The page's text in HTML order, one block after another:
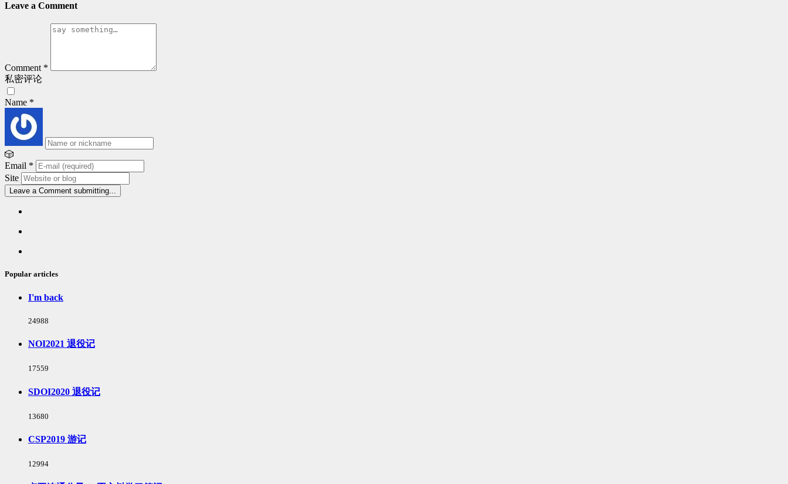
Leave a Comment
Comment *
私密评论
Name *
🎲
Email *
Site
Leave a Comment submitting...
Popular articles
I'm back
浏
次
24988
NOI2021 退役记
浏
次
数:
17559
SDOI2020 退役记
浏
次
13680
CSP2019 游记
浏
12994